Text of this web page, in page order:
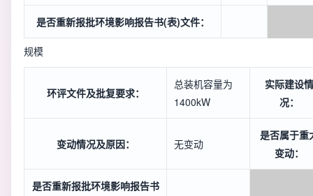
是否重新报批环境影响报告书(表)文件：
规模
环评文件及批复要求：
总装机容量为
1400kW
实际建设情
况：
变动情况及原因： 无变动
是否属于重
变动：
是否重新报批环境影响报告书